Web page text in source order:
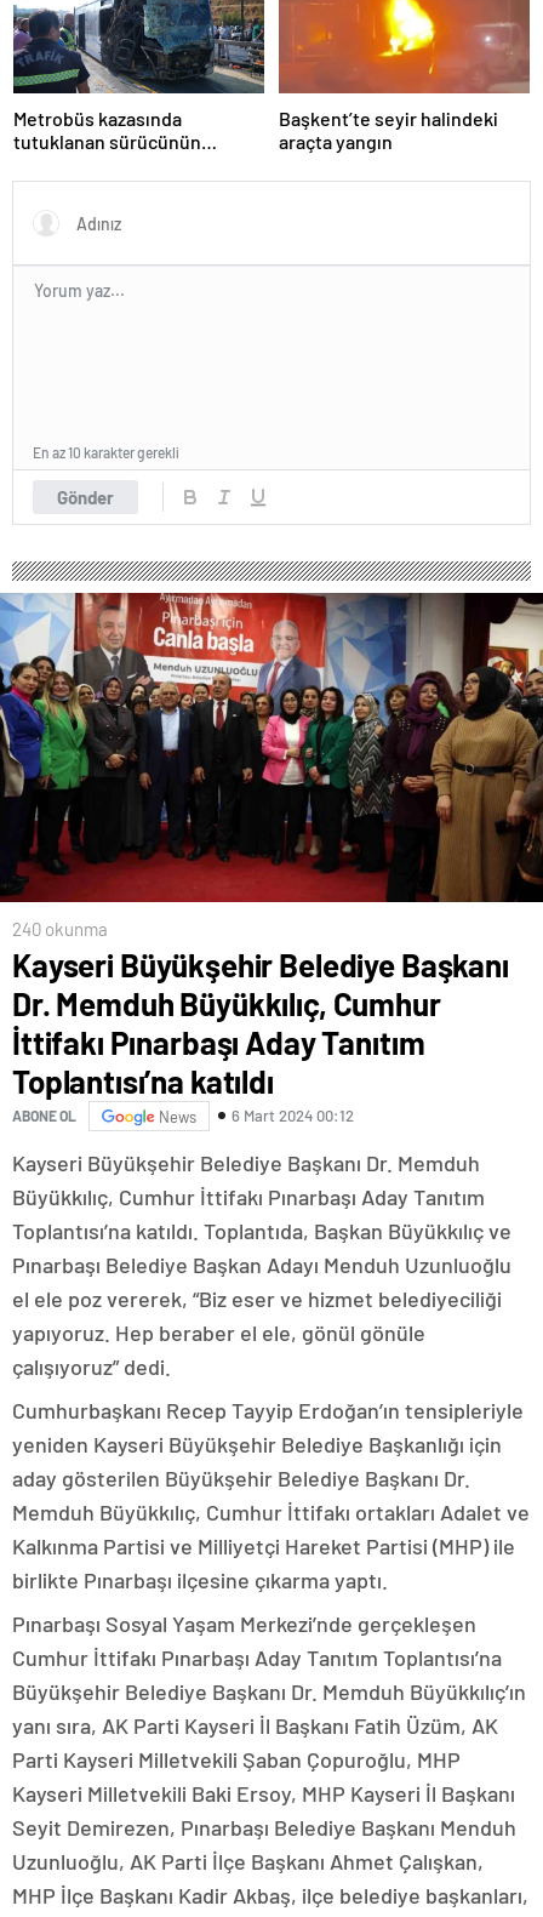
Metrobüs kazasında
tutuklanan sürücünün
Başkent’te seyir halindeki
araçta yangın
Gönder
En az 10 karakter gerekli
240 okunma
Kayseri Büyükşehir Belediye Başkanı
Dr. Memduh Büyükkılıç, Cumhur
İttifakı Pınarbaşı Aday Tanıtım
Toplantısı’na katıldı
ABONE OL News 6 Mart 2024 00:12
Kayseri Büyükşehir Belediye Başkanı Dr. Memduh
Büyükkılıç, Cumhur İttifakı Pınarbaşı Aday Tanıtım
Toplantısı’na katıldı. Toplantıda, Başkan Büyükkılıç ve
Pınarbaşı Belediye Başkan Adayı Menduh Uzunluoğlu
el ele poz vererek, “Biz eser ve hizmet belediyeciliği
yapıyoruz. Hep beraber el ele, gönül gönüle
çalışıyoruz” dedi.
Cumhurbaşkanı Recep Tayyip Erdoğan’ın tensipleriyle
yeniden Kayseri Büyükşehir Belediye Başkanlığı için
aday gösterilen Büyükşehir Belediye Başkanı Dr.
Memduh Büyükkılıç, Cumhur İttifakı ortakları Adalet ve
Kalkınma Partisi ve Milliyetçi Hareket Partisi (MHP) ile
birlikte Pınarbaşı ilçesine çıkarma yaptı.
Pınarbaşı Sosyal Yaşam Merkezi’nde gerçekleşen
Cumhur İttifakı Pınarbaşı Aday Tanıtım Toplantısı’na
Büyükşehir Belediye Başkanı Dr. Memduh Büyükkılıç’ın
yanı sıra, AK Parti Kayseri İl Başkanı Fatih Üzüm, AK
Parti Kayseri Milletvekili Şaban Çopuroğlu, MHP
Kayseri Milletvekili Baki Ersoy, MHP Kayseri İl Başkanı
Seyit Demirezen, Pınarbaşı Belediye Başkanı Menduh
Uzunluoğlu, AK Parti İlçe Başkanı Ahmet Çalışkan,
MHP İlçe Başkanı Kadir Akbaş, ilçe belediye başkanları,